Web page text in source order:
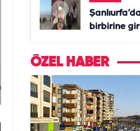
birbirine
ÖZEL HABER